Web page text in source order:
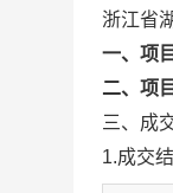
浙江省
一、项
二、项
三、成
1.成交结